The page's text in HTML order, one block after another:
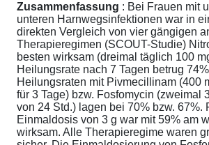
Zusammenfassung : Bei Frauen mit
unteren Harnwegsinfektionen war in
direkten Vergleich von vier gängigen
Therapieregimen (SCOUT-Studie)
besten wirksam (dreimal täglich 100
Heilungsrate nach 7 Tagen betrug
Heilungsraten mit Pivmecillinam (400
für 3 Tage) bzw. Fosfomycin (zweimal
von 24 Std.) lagen bei 70% bzw. 67%.
Einmaldosis von 3 g war mit 59% am
wirksam. Alle Therapieregime waren